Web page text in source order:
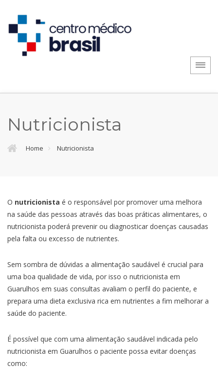
Nutricionista
Home Nutricionista
O nutricionista é o responsável por promover uma melhora
na saúde das pessoas através das boas práticas alimentares, o
nutricionista poderá prevenir ou diagnosticar doenças causadas
pela falta ou excesso de nutrientes.
Sem sombra de dúvidas a alimentação saudável é crucial para
uma boa qualidade de vida, por isso o nutricionista em
Guarulhos em suas consultas avaliam o perfil do paciente, e
prepara uma dieta exclusiva rica em nutrientes a fim melhorar a
saúde do paciente.
É possível que com uma alimentação saudável indicada pelo
nutricionista em Guarulhos o paciente possa evitar doenças
como: